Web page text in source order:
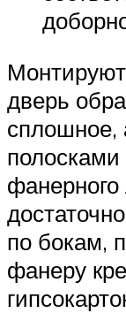
дверь
сплошное,
полосками
по бокам,
фанеру